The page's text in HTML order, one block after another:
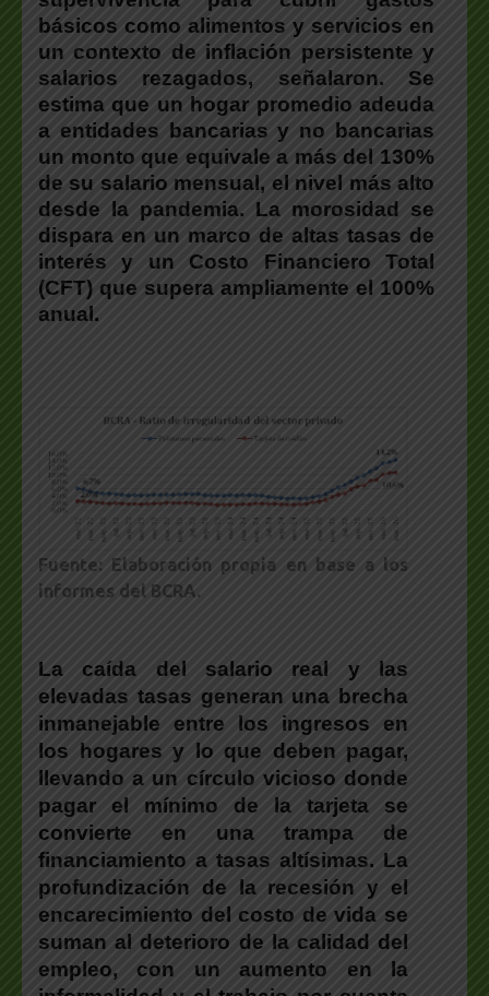
básicos como alimentos y servicios en
un contexto de inflación persistente y
salarios rezagados, señalaron. Se
estima que un hogar promedio adeuda
a entidades bancarias y no bancarias
un monto que equivale a más del 130%
de su salario mensual, el nivel más alto
desde la pandemia. La morosidad se
dispara en un marco de altas tasas de
interés y un Costo Financiero Total
(CFT) que supera ampliamente el 100%
anual.
Fuente: Elaboración propia en base a los
informes del BCRA.
La caída del salario real y las
elevadas tasas generan una brecha
inmanejable entre los ingresos en
los hogares y lo que deben pagar,
llevando a un círculo vicioso donde
pagar el mínimo de la tarjeta se
convierte en una trampa de
financiamiento a tasas altísimas. La
profundización de la recesión y el
encarecimiento del costo de vida se
suman al deterioro de la calidad del
empleo, con un aumento en la